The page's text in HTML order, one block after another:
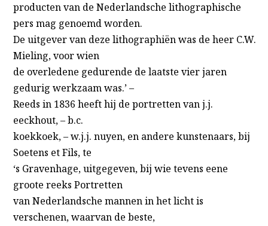
producten van de Nederlandsche lithographische
pers mag genoemd worden.
De uitgever van deze lithographiën was de heer C.W.
Mieling, voor wien
de overledene gedurende de laatste vier jaren
gedurig werkzaam was.’ –
Reeds in 1836 heeft hij de portretten van j.j.
eeckhout, – b.c.
koekkoek, – w.j.j. nuyen, en andere kunstenaars, bij
Soetens et Fils, te
‘s Gravenhage, uitgegeven, bij wie tevens eene
groote reeks Portretten
van Nederlandsche mannen in het licht is
verschenen, waarvan de beste,